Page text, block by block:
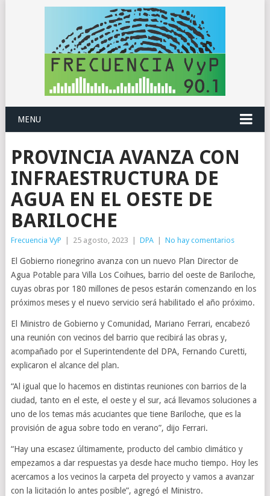
MENU
PROVINCIA AVANZA CON
INFRAESTRUCTURA DE
AGUA EN EL OESTE DE
BARILOCHE
Frecuencia VyP 25 agosto, 2023 DPA No hay comentarios
El Gobierno rionegrino avanza con un nuevo Plan Director de
Agua Potable para Villa Los Coihues, barrio del oeste de Bariloche,
cuyas obras por 180 millones de pesos estarán comenzando en los
próximos meses y el nuevo servicio será habilitado el año próximo.
El Ministro de Gobierno y Comunidad, Mariano Ferrari, encabezó
una reunión con vecinos del barrio que recibirá las obras y,
acompañado por el Superintendente del DPA, Fernando Curetti,
explicaron el alcance del plan.
“Al igual que lo hacemos en distintas reuniones con barrios de la
ciudad, tanto en el este, el oeste y el sur, acá llevamos soluciones a
uno de los temas más acuciantes que tiene Bariloche, que es la
provisión de agua sobre todo en verano”, dijo Ferrari.
“Hay una escasez últimamente, producto del cambio climático y
empezamos a dar respuestas ya desde hace mucho tiempo. Hoy les
acercamos a los vecinos la carpeta del proyecto y vamos a avanzar
con la licitación lo antes posible”, agregó el Ministro.